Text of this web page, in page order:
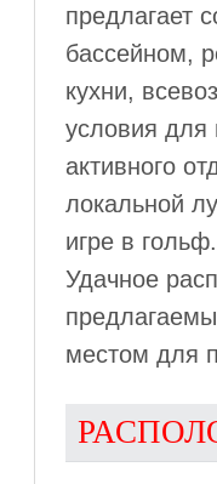
предлагает
бассейном,
кухни,
условия для
активного
локальной
игре в гольф.
Удачное
местом для